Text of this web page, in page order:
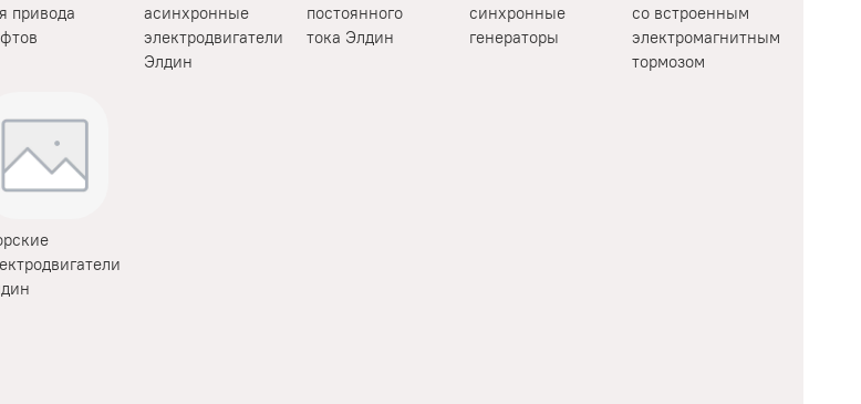
привода
асинхронные
электродвигатели
Элдин
постоянного
тока Элдин
синхронные
генераторы
со встроенным
электромагнитным
тормозом